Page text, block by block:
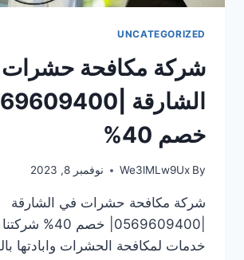
UNCATEGORIZED
شركة مكافحة
خصم 40%
By
We3lMLw9Ux نوفمبر 8, 2023
شركة مكافحة حشرات في الشارقة
|0569609400| خصم
خدمات لمكافحة الحشرات وابادتها